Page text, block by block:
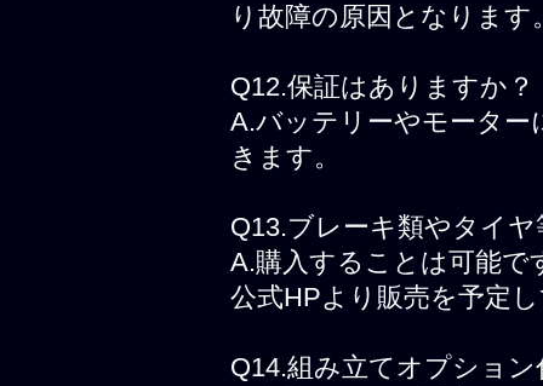
り故障の原因となります
Q12.保証はありますか？
A.バッテリーやモーター
きます。
Q13.ブレーキ類やタイ
A.購入することは可能で
公式HPより販売を予定
Q14.組み立てオプショ